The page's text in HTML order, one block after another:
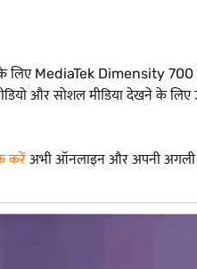
के लिए MediaTek Dimensity
और सोशल मीडिया देखने के
करें अभी ऑनलाइन और अपनी अगली